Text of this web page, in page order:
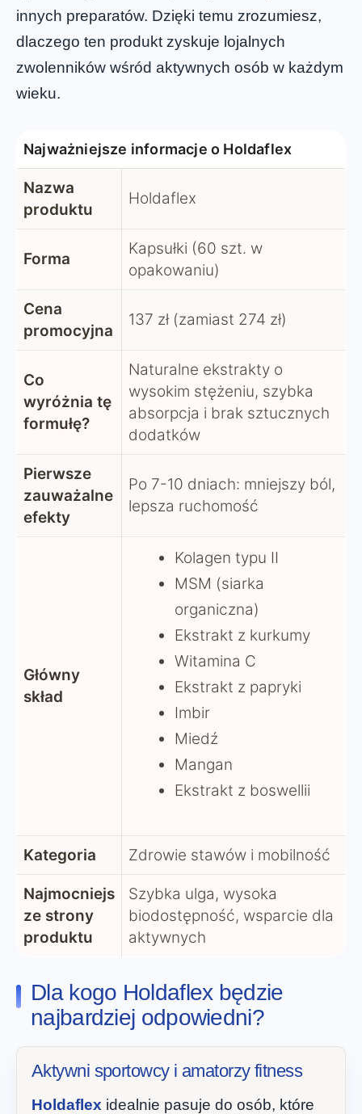
innych preparatów. Dzięki temu zrozumiesz,
dlaczego ten produkt zyskuje lojalnych
zwolenników wśród aktywnych osób w każdym
wieku.
Najważniejsze informacje o Holdaflex
Nazwa
produktu
Holdaflex
Forma
Kapsułki (60 szt. w
opakowaniu)
Cena
promocyjna
137 zł (zamiast 274 zł)
Co
wyróżnia tę
formułę?
Naturalne ekstrakty o
wysokim stężeniu, szybka
absorpcja i brak sztucznych
dodatków
Pierwsze
zauważalne
efekty
Po 7-10 dniach: mniejszy ból,
lepsza ruchomość
Główny
skład
Kolagen typu II
MSM (siarka
organiczna)
Ekstrakt z kurkumy
Witamina C
Ekstrakt z papryki
Imbir
Miedź
Mangan
Ekstrakt z boswellii
Kategoria Zdrowie stawów i mobilność
Najmocniejs
ze strony
produktu
Szybka ulga, wysoka
biodostępność, wsparcie dla
aktywnych
Dla kogo Holdaflex będzie
najbardziej odpowiedni?
Aktywni sportowcy i amatorzy fitness
Holdaflex idealnie pasuje do osób, które